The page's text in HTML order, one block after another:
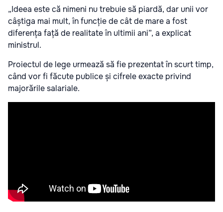
„Ideea este că nimeni nu trebuie să piardă, dar unii vor
câștiga mai mult, în funcție de cât de mare a fost
diferența față de realitate în ultimii ani”, a explicat
ministrul.
Proiectul de lege urmează să fie prezentat în scurt timp,
când vor fi făcute publice și cifrele exacte privind
majorările salariale.